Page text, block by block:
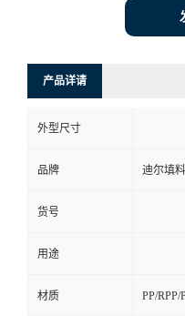
产品详请
外型尺寸
品牌 迪尔填料
货号
用途
材质 PP/